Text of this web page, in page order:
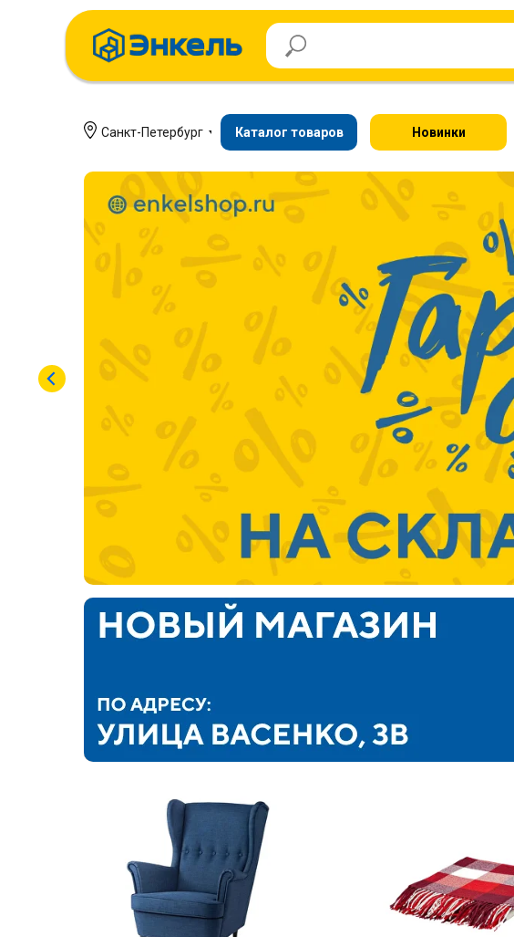
Каталог товаров Новинки
Санкт-Петербург